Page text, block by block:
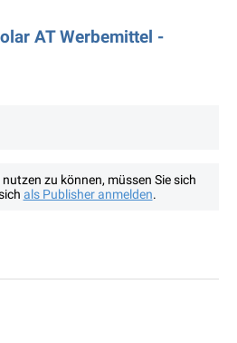
AT Werbemittel -
zu können, müssen Sie sich
als Publisher anmelden.